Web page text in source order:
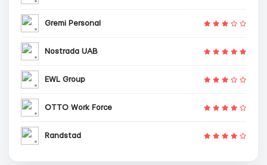
Gremi Personal
Nostrada UAB
EWL Group
OTTO Work Force
Randstad